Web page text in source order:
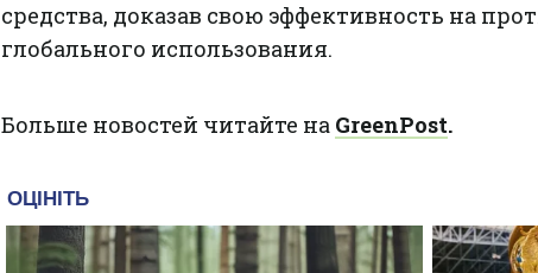
средства, доказав свою эффективность на
глобального использования.
Больше новостей читайте на GreenPost.